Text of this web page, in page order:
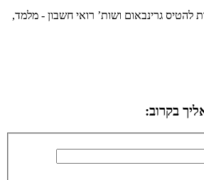
להטיס גרינבאום ושות’ רואי חשבון - מלמד,
בקרוב: